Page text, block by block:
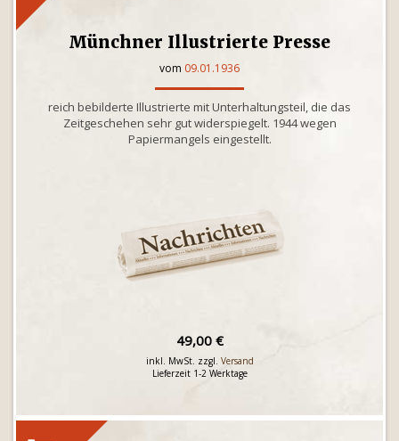
Münchner Illustrierte Presse
vom 09.01.1936
reich bebilderte Illustrierte mit Unterhaltungsteil, die das
Zeitgeschehen sehr gut widerspiegelt. 1944 wegen
Papiermangels eingestellt.
49,00 €
inkl. MwSt. zzgl. Versand
Lieferzeit 1-2 Werktage